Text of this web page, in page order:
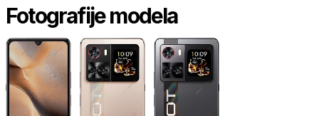
Fotografije modela